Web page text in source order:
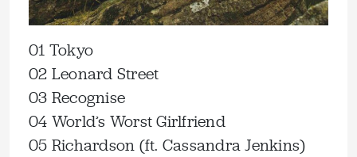
01 Tokyo
02 Leonard Street
03 Recognise
04 World’s Worst Girlfriend
05 Richardson (ft. Cassandra Jenkins)